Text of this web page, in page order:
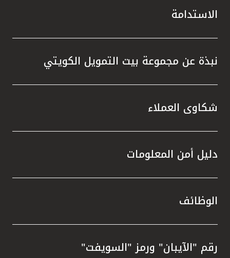
الاستدامة
نبذة عن مجموعة بيت التمويل الكويتي
شكاوى العملاء
دليل أمن المعلومات
الوظائف
رقم "الآيبان" ورمز "السويفت"